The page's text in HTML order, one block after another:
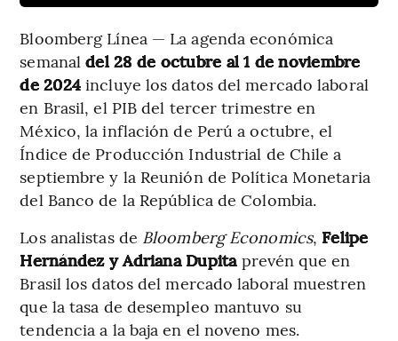
Bloomberg Línea — La agenda económica
semanaldel 28 de octubre al 1 de noviembre
de 2024 incluye los datos del mercado laboral
en Brasil, el PIB del tercer trimestre en
México, la inflación de Perú a octubre, el
Índice de Producción Industrial de Chile a
septiembre y la Reunión de Política Monetaria
del Banco de la República de Colombia.
Los analistas de Bloomberg Economics, Felipe
Hernández y Adriana Dupitaprevén que en
Brasil los datos del mercado laboral muestren
que la tasa de desempleo mantuvo su
tendencia a la baja en el noveno mes.